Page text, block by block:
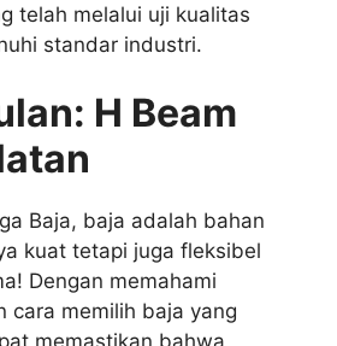
telah melalui uji kualitas
standar industri.
H Beam
Baja, baja adalah bahan
kuat tetapi juga fleksibel
Dengan memahami
cara memilih baja yang